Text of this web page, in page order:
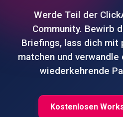
Werde Teil der
Community. Bewirb
Briefings, lass dich mit
matchen und
wiederkehrende
Kostenlosen